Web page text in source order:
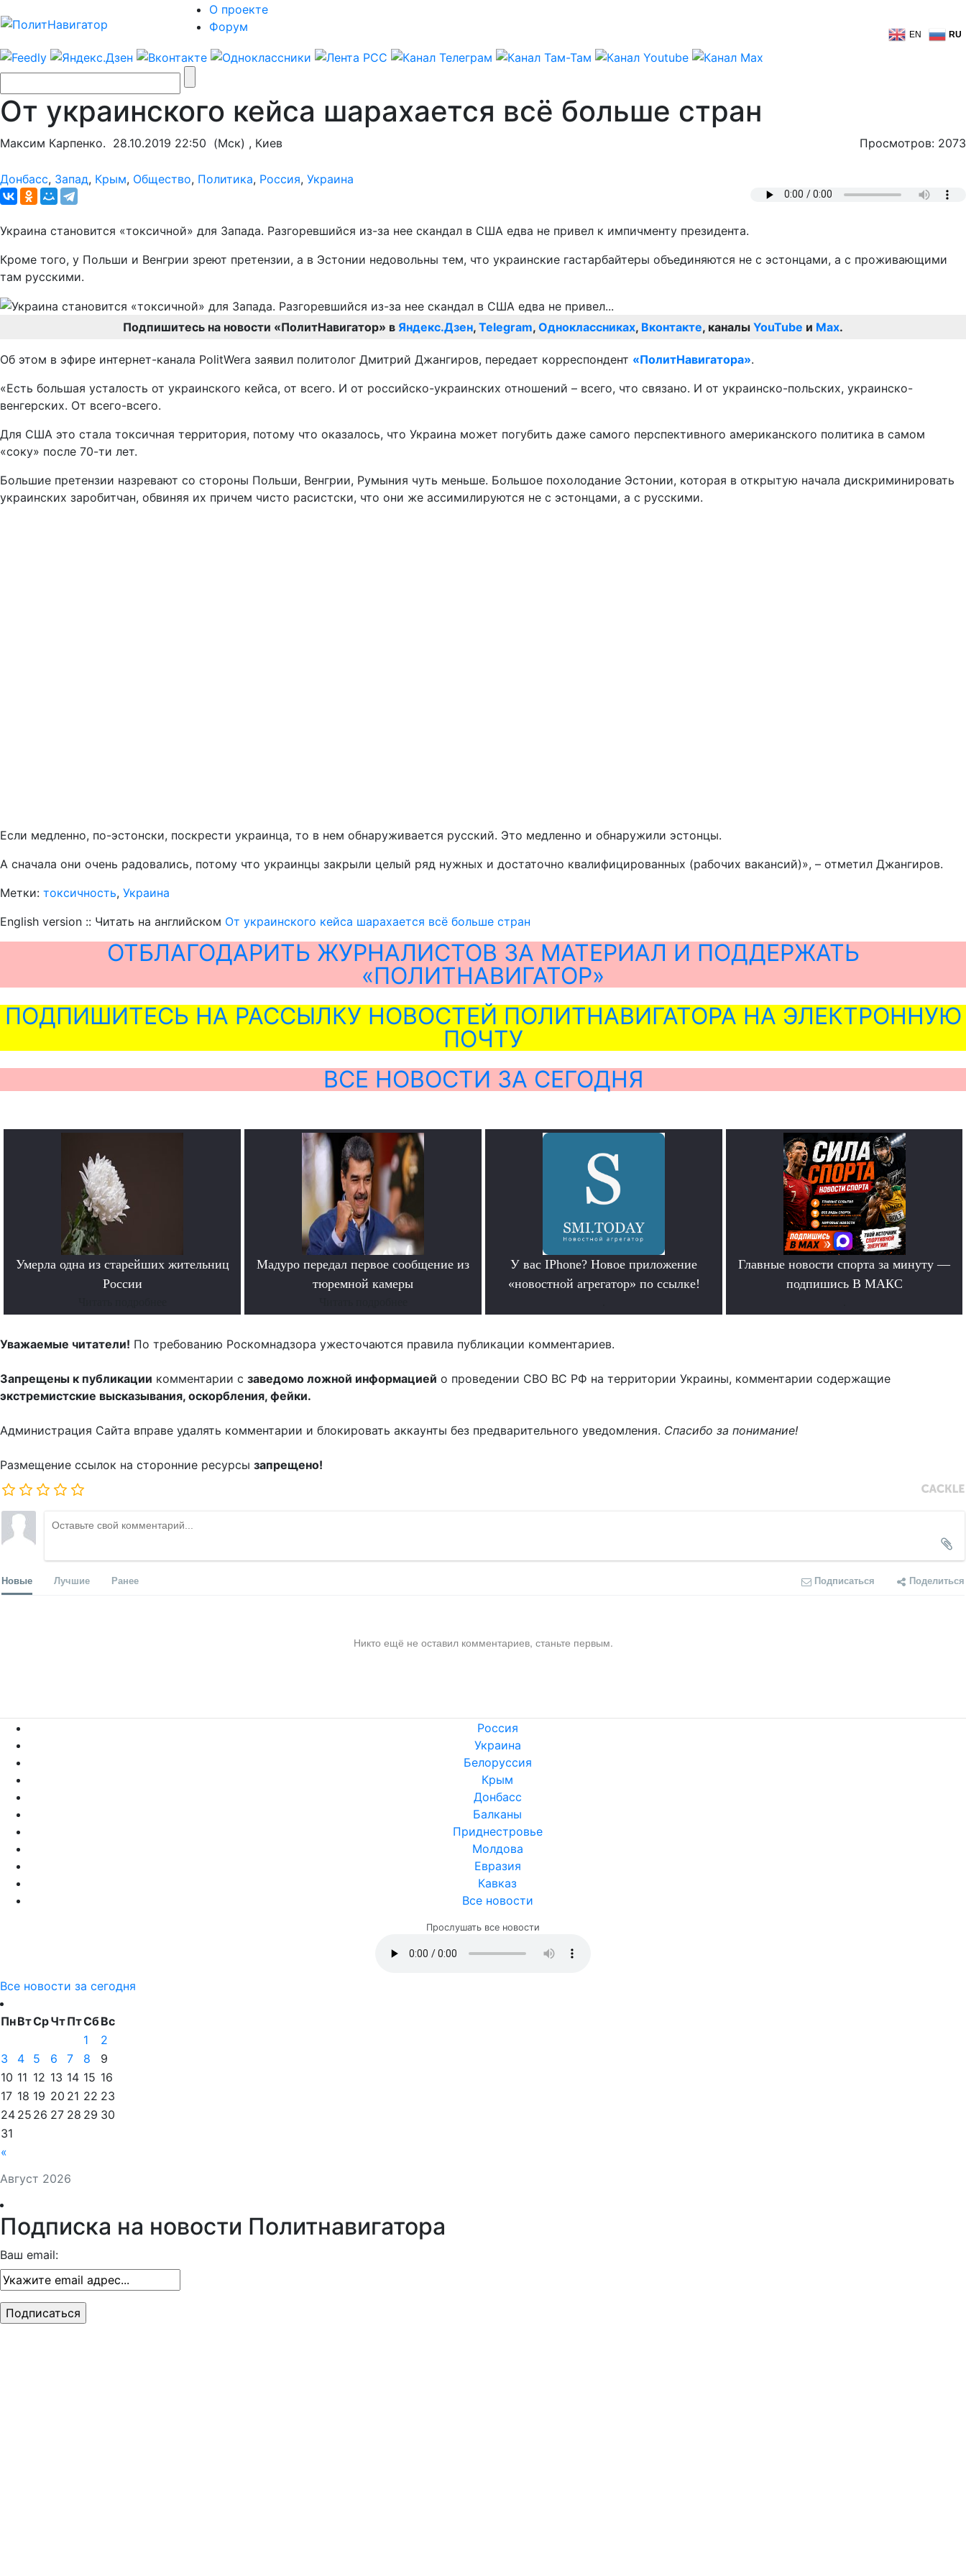
О проекте
Форум
EN RU
От украинского кейса шарахается всё больше стран
Максим Карпенко. 28.10.2019 22:50 (Мск) , Киев Просмотров: 2073
Донбасс, Запад, Крым, Общество, Политика, Россия, Украина
Украина становится «токсичной» для Запада. Разгоревшийся из-за нее скандал в США едва не привел к импичменту президента.
Кроме того, у Польши и Венгрии зреют претензии, а в Эстонии недовольны тем, что украинские гастарбайтеры объединяются не с эстонцами, а с проживающими
там русскими.
Подпишитесь на новости «ПолитНавигатор» в Яндекс.Дзен, Telegram, Одноклассниках, Вконтакте, каналы YouTube и Max.
Об этом в эфире интернет-канала PolitWera заявил политолог Дмитрий Джангиров, передает корреспондент «ПолитНавигатора».
«Есть большая усталость от украинского кейса, от всего. И от российско-украинских отношений – всего, что связано. И от украинско-польских, украинско-
венгерских. От всего-всего.
Для США это стала токсичная территория, потому что оказалось, что Украина может погубить даже самого перспективного американского политика в самом
«соку» после 70-ти лет.
Большие претензии назревают со стороны Польши, Венгрии, Румыния чуть меньше. Большое похолодание Эстонии, которая в открытую начала дискриминировать
украинских заробитчан, обвиняя их причем чисто расистски, что они же ассимилируются не с эстонцами, а с русскими.
Если медленно, по-эстонски, поскрести украинца, то в нем обнаруживается русский. Это медленно и обнаружили эстонцы.
А сначала они очень радовались, потому что украинцы закрыли целый ряд нужных и достаточно квалифицированных (рабочих вакансий)», – отметил Джангиров.
Метки: токсичность, Украина
English version :: Читать на английском От украинского кейса шарахается всё больше стран
ОТБЛАГОДАРИТЬ ЖУРНАЛИСТОВ ЗА МАТЕРИАЛ И ПОДДЕРЖАТЬ
«ПОЛИТНАВИГАТОР»
ПОДПИШИТЕСЬ НА РАССЫЛКУ НОВОСТЕЙ ПОЛИТНАВИГАТОРА НА ЭЛЕКТРОННУЮ
ПОЧТУ
ВСЕ НОВОСТИ ЗА СЕГОДНЯ
Умерла одна из старейших жительниц
России
Мадуро передал первое сообщение из
тюремной камеры
У вас IPhone? Новое приложение
«новостной агрегатор» по ссылке!
Главные новости спорта за минуту —
подпишись В МАКС
Уважаемые читатели! По требованию Роскомнадзора ужесточаются правила публикации комментариев.
Запрещены к публикации комментарии с заведомо ложной информацией о проведении СВО ВС РФ на территории Украины, комментарии содержащие
экстремистские высказывания, оскорбления, фейки.
Администрация Сайта вправе удалять комментарии и блокировать аккаунты без предварительного уведомления. Спасибо за понимание!
Размещение ссылок на сторонние ресурсы запрещено!
Новые Лучшие Ранее Подписаться Поделиться
Никто ещё не оставил комментариев, станьте первым.
Россия
Украина
Белоруссия
Крым
Донбасс
Балканы
Приднестровье
Молдова
Евразия
Кавказ
Все новости
Прослушать все новости
Все новости за сегодня
Август 2026
ПнВтСрЧтПтСбВс
«
1
2
3
4 5 6 7 8
9
10 11 12 13 14 15 16
17 18 19 20 21 22 23
24 25 26 27 28 29 30
31
Подписка на новости Политнавигатора
Ваш email: